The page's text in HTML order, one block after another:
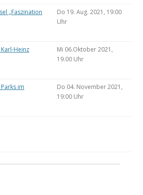
„Faszination
Do 19. Aug. 2021, 19:00
Uhr
Heinz
Mi 06.Oktober 2021,
19.00 Uhr
im
Do 04. November 2021,
19:00 Uhr